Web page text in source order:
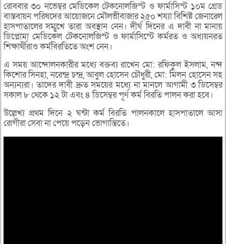
রোববার ৩০ নভেম্বর মেডিকেল টেকনোলজিস্ট ও ফার্মাসিস্ট ১০ম গ্রেড
বাস্তবায়ন পরিষদের আয়োজনে মৌলভীবাজার ২৫০ শয্যা বিশিষ্ট জেনারেল
হাসপাতালের সম্মুখে তারা অবস্থান নেন। দীর্ঘ দিনের এ দাবী না মানায়
ডিপ্লোমা মেডিকেল টেকনোলজিস্ট ও ফার্মাসিস্টে কর্মরত ও অধ্যয়নরত
শিক্ষার্থীরাও কর্মবিরতিতে অংশ নেন।
এ সময় আন্দোলনকারীর মধ্যে বক্তব্য রাখেন মো: রফিকুল ইসলাম, নন্দ
কিশোর সিনহা, নরেন্দ্র চন্দ্র, আবুল হোসেন চৌধুরী, মো: মিলন হোসেন সহ
অন্যন্যরা। তাদের দাবী দ্রুত সময়ের মধ্যে না মানলে আগামী ৩ ডিসেম্বর
সকাল ৮ থেকে ১২ টা এবং ৪ ডিসেম্বর পূর্ণ কর্ম বিরতি পালন করা হবে।
উল্লেখ্য প্রথম দিনে ২ ঘন্টা কর্ম বিরতি পালনকালে হাসপাতালে আসা
রোগীরা সেবা না পেয়ে পড়েন ভোগান্তিতে।